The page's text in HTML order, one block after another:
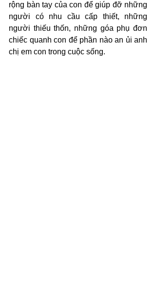
rộng bàn tay của con để giúp đỡ những
người có nhu cầu cấp thiết, những
người thiếu thốn, những góa phụ đơn
chiếc quanh con để phần nào an ủi anh
chị em con trong cuộc sống.